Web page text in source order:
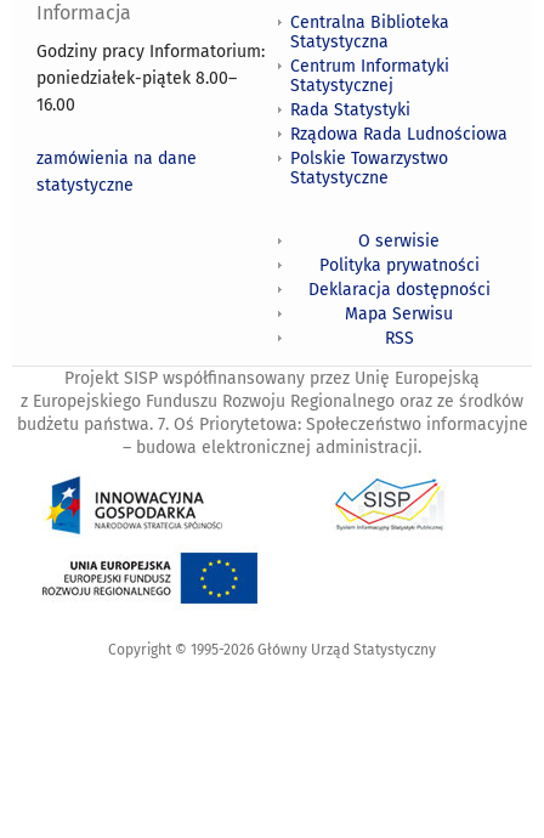
Informacja
Godziny pracy Informatorium:
poniedziałek-piątek 8.00–
16.00
zamówienia na dane
statystyczne
Centralna Biblioteka
Statystyczna
Centrum Informatyki
Statystycznej
Rada Statystyki
Rządowa Rada Ludnościowa
Polskie Towarzystwo
Statystyczne
O serwisie
Polityka prywatności
Deklaracja dostępności
Mapa Serwisu
RSS
Projekt SISP współfinansowany przez Unię Europejską
z Europejskiego Funduszu Rozwoju Regionalnego oraz ze środków
budżetu państwa. 7. Oś Priorytetowa: Społeczeństwo informacyjne
– budowa elektronicznej administracji.
Copyright © 1995-2026 Główny Urząd Statystyczny